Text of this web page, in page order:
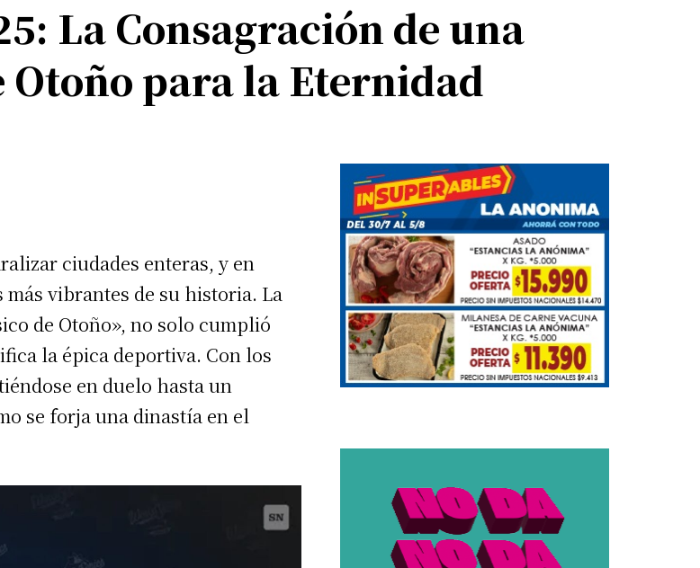
La Consagración de una
Otoño para la Eternidad
ciudades enteras, y en
vibrantes de su historia. La
de Otoño», no solo cumplió
la épica deportiva. Con los
en duelo hasta un
se forja una dinastía en el